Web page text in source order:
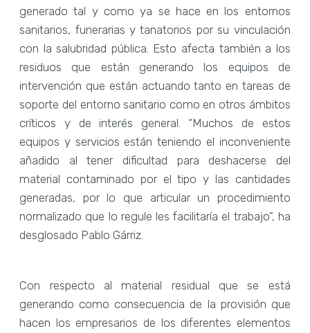
generado tal y como ya se hace en los entornos
sanitarios, funerarias y tanatorios por su vinculación
con la salubridad pública. Esto afecta también a los
residuos que están generando los equipos de
intervención que están actuando tanto en tareas de
soporte del entorno sanitario como en otros ámbitos
críticos y de interés general. “Muchos de estos
equipos y servicios están teniendo el inconveniente
añadido al tener dificultad para deshacerse del
material contaminado por el tipo y las cantidades
generadas, por lo que articular un procedimiento
normalizado que lo regule les facilitaría el trabajo”, ha
desglosado Pablo Gárriz.
Con respecto al material residual que se está
generando como consecuencia de la provisión que
hacen los empresarios de los diferentes elementos